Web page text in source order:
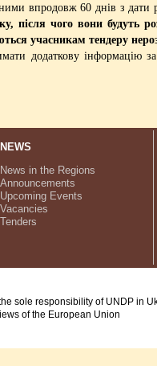
впродовж 60 днів з дати
після чого вони будуть
учасникам тендеру
додаткову
NEWS
News in the Regions
Announcements
Upcoming Events
Vacancies
Tenders
sole responsibility of UNDP in
of the European Union